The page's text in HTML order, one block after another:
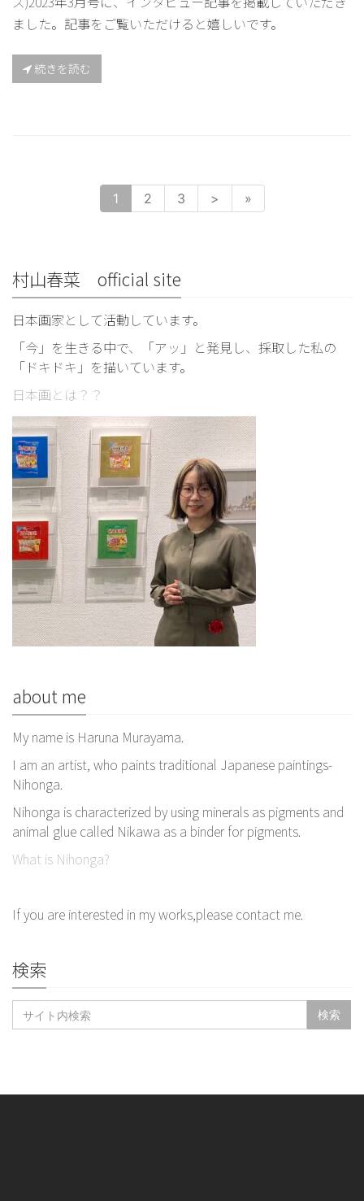
ました。記事をご覧いただけると嬉しいです。
続きを読む
1 2 3 > »
村山春菜 official site
日本画家として活動しています。
「今」を生きる中で、「アッ」と発見し、採取した私の
「ドキドキ」を描いています。
日本画とは？？
about me
My name is Haruna Murayama.
I am an artist, who paints traditional Japanese paintings-
Nihonga.
Nihonga is characterized by using minerals as pigments and
animal glue called Nikawa as a binder for pigments.
What is Nihonga?
If you are interested in my works,please contact me.
検索